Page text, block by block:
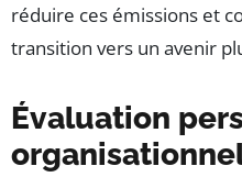
réduire ces émissions et
transition vers un avenir
Évaluation